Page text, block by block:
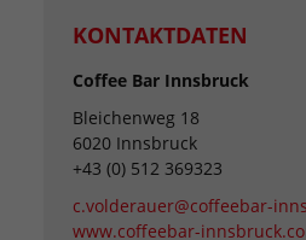
KONTAKTDATEN
Coffee Bar Innsbruck
Bleichenweg 18
6020 Innsbruck
+43 (0) 512 369323
c.volderauer@coffeebar-
www.coffeebar-